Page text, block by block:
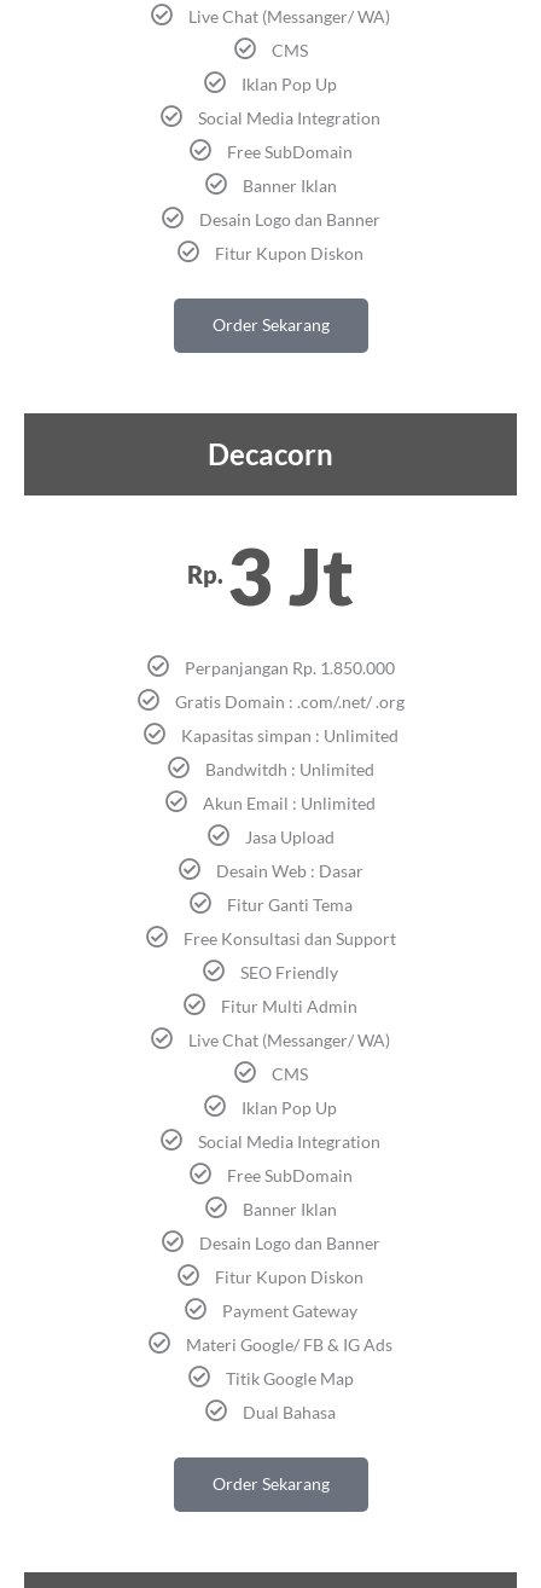
Live Chat (Messanger/ WA)
CMS
Iklan Pop Up
Social Media Integration
Free SubDomain
Banner Iklan
Desain Logo dan Banner
Fitur Kupon Diskon
Order Sekarang
Decacorn
Rp. 3 Jt
Perpanjangan Rp. 1.850.000
Gratis Domain : .com/.net/ .org
Kapasitas simpan : Unlimited
Bandwitdh : Unlimited
Akun Email : Unlimited
Jasa Upload
Desain Web : Dasar
Fitur Ganti Tema
Free Konsultasi dan Support
SEO Friendly
Fitur Multi Admin
Live Chat (Messanger/ WA)
CMS
Iklan Pop Up
Social Media Integration
Free SubDomain
Banner Iklan
Desain Logo dan Banner
Fitur Kupon Diskon
Payment Gateway
Materi Google/ FB & IG Ads
Titik Google Map
Dual Bahasa
Order Sekarang